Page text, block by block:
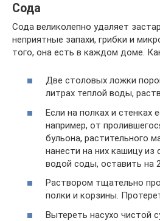
Сода
Сода великолепно удаляет
неприятные запахи, грибки и
того, она есть в каждом доме.
Две столовых ложки
литрах теплой воды,
Если на полках и стенках
например, от
бульона, растительного
нанести на них кашицу из
водой соды, оставить на
Раствором тщательно
полки и корзины.
Вытереть насухо чистой